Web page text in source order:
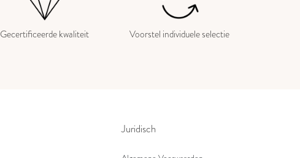
Gecertificeerde kwaliteit Voorstel individuele selectie
Juridisch